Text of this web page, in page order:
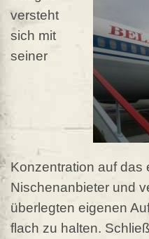
versteht
sich mit
seiner
Konzentration auf das
Nischenanbieter und
überlegten eigenen
flach zu halten.